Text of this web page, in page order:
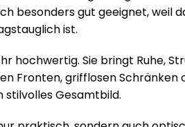
besonders gut geeignet, weil
ist.
Sie bringt Ruhe,
Fronten, grifflosen Schränken
stilvolles Gesamtbild.